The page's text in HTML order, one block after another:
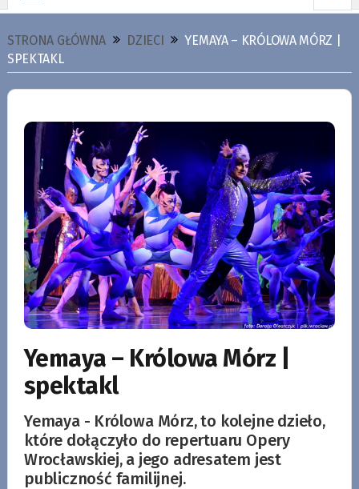
STRONA GŁÓWNA DZIECI
YEMAYA – KRÓLOWA MÓRZ |
SPEKTAKL
Yemaya – Królowa Mórz |
spektakl
Yemaya - Królowa Mórz, to kolejne dzieło,
które dołączyło do repertuaru Opery
Wrocławskiej, a jego adresatem jest
publiczność familijnej.